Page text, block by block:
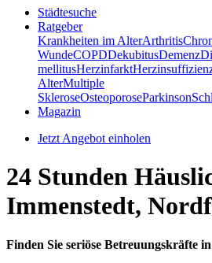
Städtesuche
Ratgeber
Krankheiten im AlterArthritis
WundeCOPDDekubitusDemenz
mellitusHerzinfarkt
AlterMultiple
SkleroseOsteoporoseParkinson
Magazin
Jetzt Angebot einholen
24 Stunden
Immenstedt,
Finden Sie seriöse Betreuungskräfte